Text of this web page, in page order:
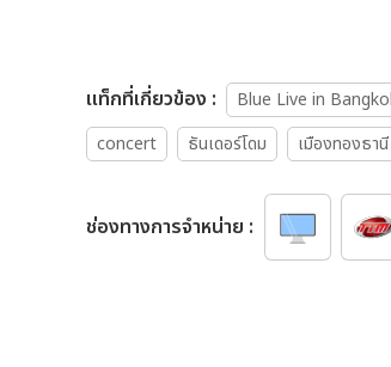
เเท็กที่เกี่ยวข้อง : Blue Live in
concert
ธันเดอร์โดม เมืองทองธานี
ช่องทางการจำหน่าย :